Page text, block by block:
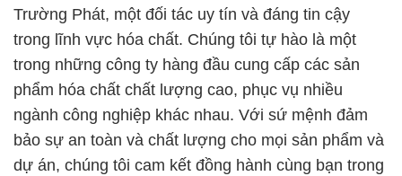
Trường Phát, một đối tác uy tín và đáng tin cậy
trong lĩnh vực hóa chất. Chúng tôi tự hào là một
trong những công ty hàng đầu cung cấp các sản
phẩm hóa chất chất lượng cao, phục vụ nhiều
ngành công nghiệp khác nhau. Với sứ mệnh đảm
bảo sự an toàn và chất lượng cho mọi sản phẩm và
dự án, chúng tôi cam kết đồng hành cùng bạn trong